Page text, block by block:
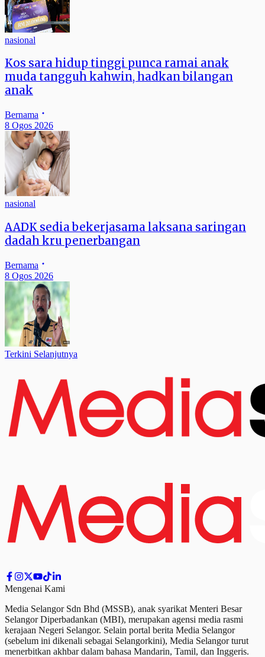
nasional
Kos sara hidup tinggi punca ramai anak
muda tangguh kahwin, hadkan bilangan
anak
Bernama
8 Ogos 2026
nasional
AADK sedia bekerjasama laksana saringan
dadah kru penerbangan
Bernama
8 Ogos 2026
Terkini Selanjutnya
Mengenai Kami
Media Selangor Sdn Bhd (MSSB), anak syarikat Menteri Besar
Selangor Diperbadankan (MBI), merupakan agensi media rasmi
kerajaan Negeri Selangor. Selain portal berita Media Selangor
(sebelum ini dikenali sebagai Selangorkini), Media Selangor turut
menerbitkan akhbar dalam bahasa Mandarin, Tamil, dan Inggeris.